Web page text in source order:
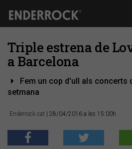
Triple estrena de
a Barcelona
Fem un cop d'ull als concerts
setmana
Enderrock.cat | 28/04/2016 a les 15:00h